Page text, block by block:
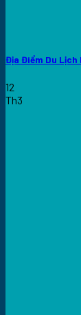
Địa Điểm Du Lịch
12
Th3